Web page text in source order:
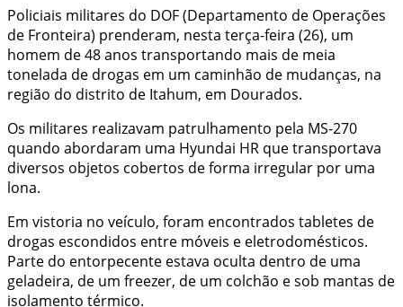
Policiais militares do DOF (Departamento de Operações
de Fronteira) prenderam, nesta terça-feira (26), um
homem de 48 anos transportando mais de meia
tonelada de drogas em um caminhão de mudanças, na
região do distrito de Itahum, em Dourados.
Os militares realizavam patrulhamento pela MS-270
quando abordaram uma Hyundai HR que transportava
diversos objetos cobertos de forma irregular por uma
lona.
Em vistoria no veículo, foram encontrados tabletes de
drogas escondidos entre móveis e eletrodomésticos.
Parte do entorpecente estava oculta dentro de uma
geladeira, de um freezer, de um colchão e sob mantas de
isolamento térmico.